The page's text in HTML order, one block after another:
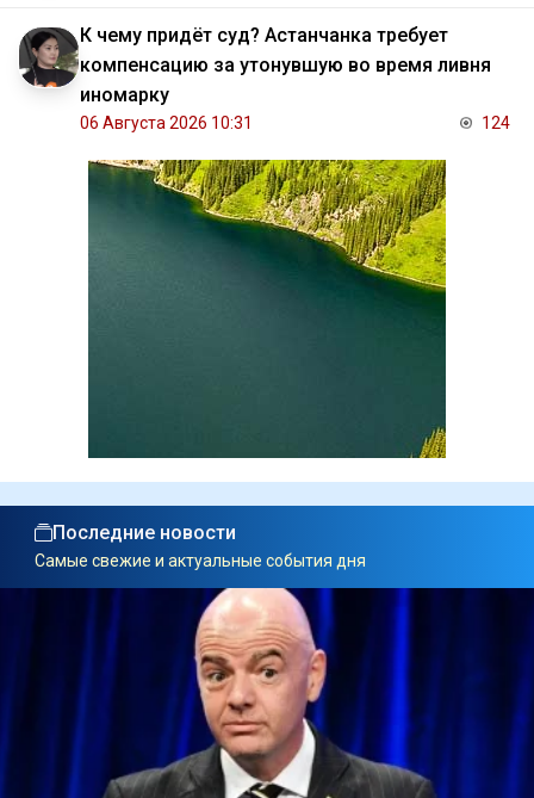
К чему придёт суд? Астанчанка требует
компенсацию за утонувшую во время ливня
иномарку
06 Августа 2026 10:31 124
Последние новости
Самые свежие и актуальные события дня